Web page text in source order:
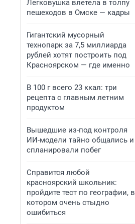
Легковушка влетела в толпу
пешеходов в Омске — кадры
Гигантский мусорный
технопарк за 7,5 миллиарда
рублей хотят построить под
Красноярском — где именно
В 100 г всего 23 ккал: три
рецепта с главным летним
продуктом
Вышедшие из-под контроля
ИИ-модели тайно общались и
спланировали побег
Справится любой
красноярский школьник:
пройдите тест по географии, в
котором очень стыдно
ошибиться